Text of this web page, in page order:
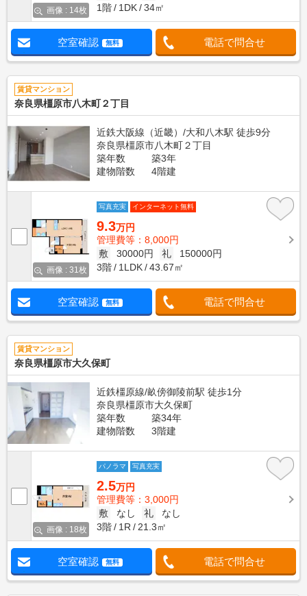
画像 : 14枚
1階
1DK 34㎡
空室確認 無料 電話で問合せ
賃貸マンション
奈良県橿原市八木町２丁目
近鉄大阪線（近畿）/大和八木駅 徒歩9分
奈良県橿原市八木町２丁目
築年数
築3年
建物階数
4階建
画像 : 31枚
写真充実 インターネット無料
9.3万円
管理費等：8,000円
敷
30000円 礼
150000円
3階
1LDK 43.67㎡
空室確認 無料 電話で問合せ
賃貸マンション
奈良県橿原市大久保町
近鉄橿原線/畝傍御陵前駅 徒歩1分
奈良県橿原市大久保町
築年数
築34年
建物階数
3階建
画像 : 18枚
パノラマ 写真充実
2.5万円
管理費等：3,000円
敷
なし 礼
なし
3階
1R 21.3㎡
空室確認 無料 電話で問合せ